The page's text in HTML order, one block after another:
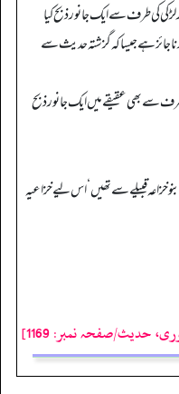
کی طرف سے ایک جانور ذبح کیا
جائز ہے جیسا کہ گزشتہ حدیث سے
سے بھی عقیقے میں ایک جانور ذبح
‏‏‏‏ بنو خزاعہ قبیلے سے تھیں‘ اس لیے خزاعیہ
حدیث/صفحہ نمبر: 1169]